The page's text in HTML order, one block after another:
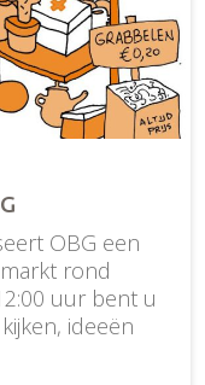
OBG een
rond
uur bent u
ideeën